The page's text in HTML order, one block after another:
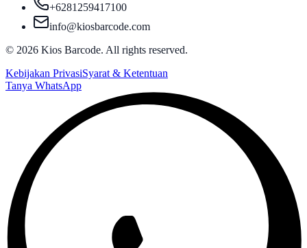
+6281259417100
info@kiosbarcode.com
© 2026 Kios Barcode. All rights reserved.
Kebijakan PrivasiSyarat & Ketentuan
Tanya WhatsApp